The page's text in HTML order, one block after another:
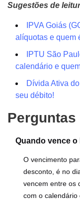
Sugestões de
IPVA Goiás
alíquotas e quem
IPTU São
calendário e
Dívida Ativa
seu débito!
Quando vence o
O vencimento
desconto, é no
vencem entre os
com o calendário